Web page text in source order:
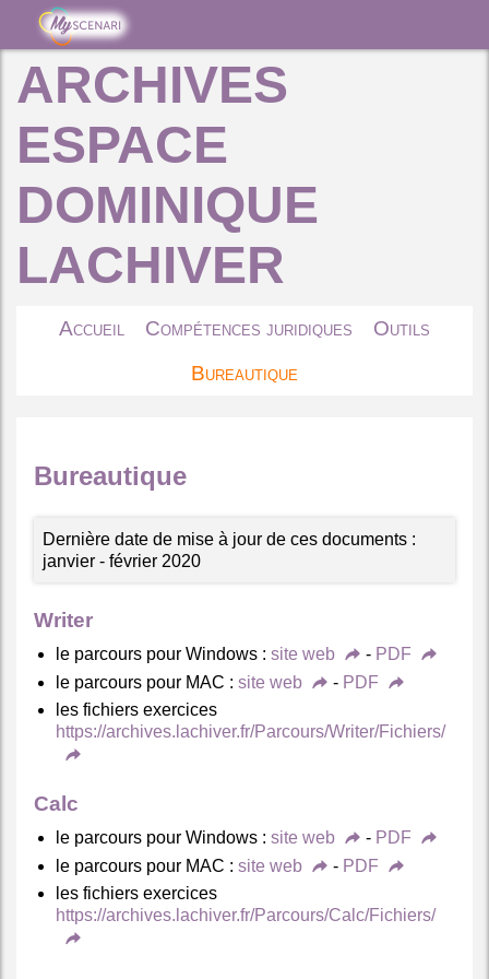
ARCHIVES
ESPACE
DOMINIQUE
LACHIVER
Accueil Compétences juridiques
Outils
Bureautique
Bureautique
Dernière date de mise à jour de ces documents :
janvier - février 2020
Writer
le parcours pour Windows : site web - PDF
le parcours pour MAC : site web - PDF
les fichiers exercices
https://archives.lachiver.fr/Parcours/Writer/Fichiers/
Calc
le parcours pour Windows : site web - PDF
le parcours pour MAC : site web - PDF
les fichiers exercices
https://archives.lachiver.fr/Parcours/Calc/Fichiers/